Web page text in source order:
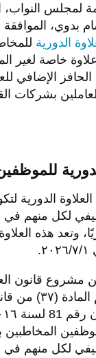
لمجلس النواب،
بدوي،
الدورية
خاصة لغير
الحافز الإضافي
بشركات
الدورية
شهريًا، وتعد هذه
مشروع قانون
استثناء من حكم
المخاطبين